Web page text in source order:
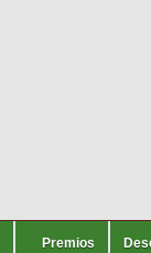
Premios